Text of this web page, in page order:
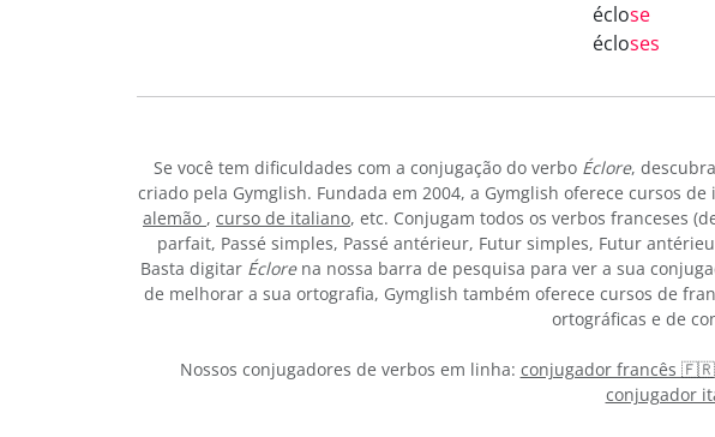
éclose
écloses
Se você tem dificuldades com a conjugação do verbo Éclore,
criado pela Gymglish. Fundada em 2004, a Gymglish oferece cursos
alemão , curso de italiano, etc. Conjugam todos os verbos franceses
parfait, Passé simples, Passé antérieur, Futur simples, Futur
Basta digitar Éclorena nossa barra de pesquisa para ver a sua
de melhorar a sua ortografia, Gymglish também oferece cursos de
ortográficas e de
Nossos conjugadores de verbos em linha: conjugador francês 🇫🇷
conjugador